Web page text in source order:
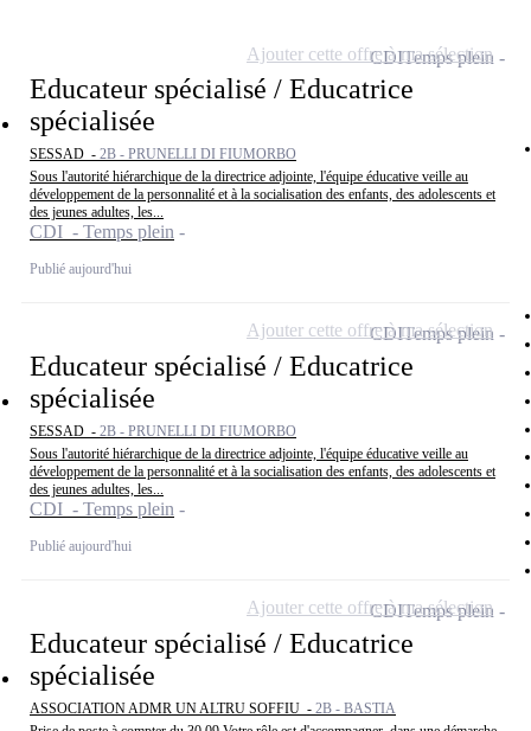
Educateur spécialisé / Educatrice
spécialisée
SESSAD - 2B - PRUNELLI DI FIUMORBO
Sous l'autorité hiérarchique de la directrice adjointe, l'équipe éducative veille au
développement de la personnalité et à la socialisation des enfants, des adolescents et
des jeunes adultes, les...
CDI - Temps plein
Publié aujourd'hui
CDITemps plein
Ajouter cette offre à ma sélection
Educateur spécialisé / Educatrice
spécialisée
SESSAD - 2B - PRUNELLI DI FIUMORBO
Sous l'autorité hiérarchique de la directrice adjointe, l'équipe éducative veille au
développement de la personnalité et à la socialisation des enfants, des adolescents et
des jeunes adultes, les...
CDI - Temps plein
Publié aujourd'hui
CDITemps plein
Ajouter cette offre à ma sélection
Educateur spécialisé / Educatrice
spécialisée
ASSOCIATION ADMR UN ALTRU SOFFIU - 2B - BASTIA
CDITemps plein
Ajouter cette offre à ma sélection